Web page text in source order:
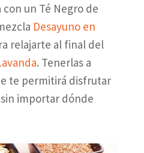
un Té Negro de
Desayuno en
relajarte al final del
. Tenerlas a
te permitirá disfrutar
importar dónde